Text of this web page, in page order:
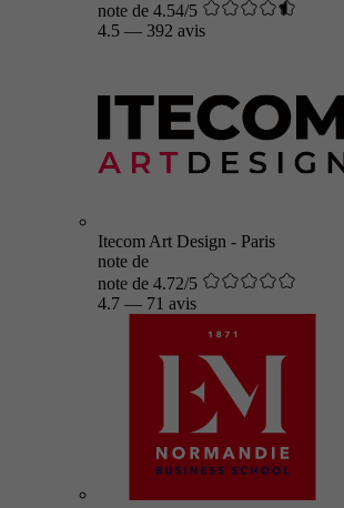
note de 4.54/5
4.5 — 392 avis
Itecom Art Design - Paris
note de
note de 4.72/5
4.7 — 71 avis